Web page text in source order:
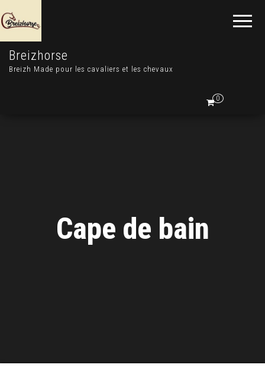
Breizhorse
Breizh Made pour les cavaliers et les chevaux
0
Cape de bain